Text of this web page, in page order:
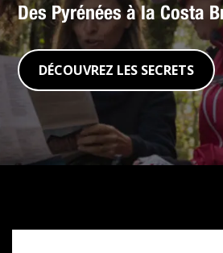
Des Pyrénées à la Costa
DÉCOUVREZ LES SECRETS